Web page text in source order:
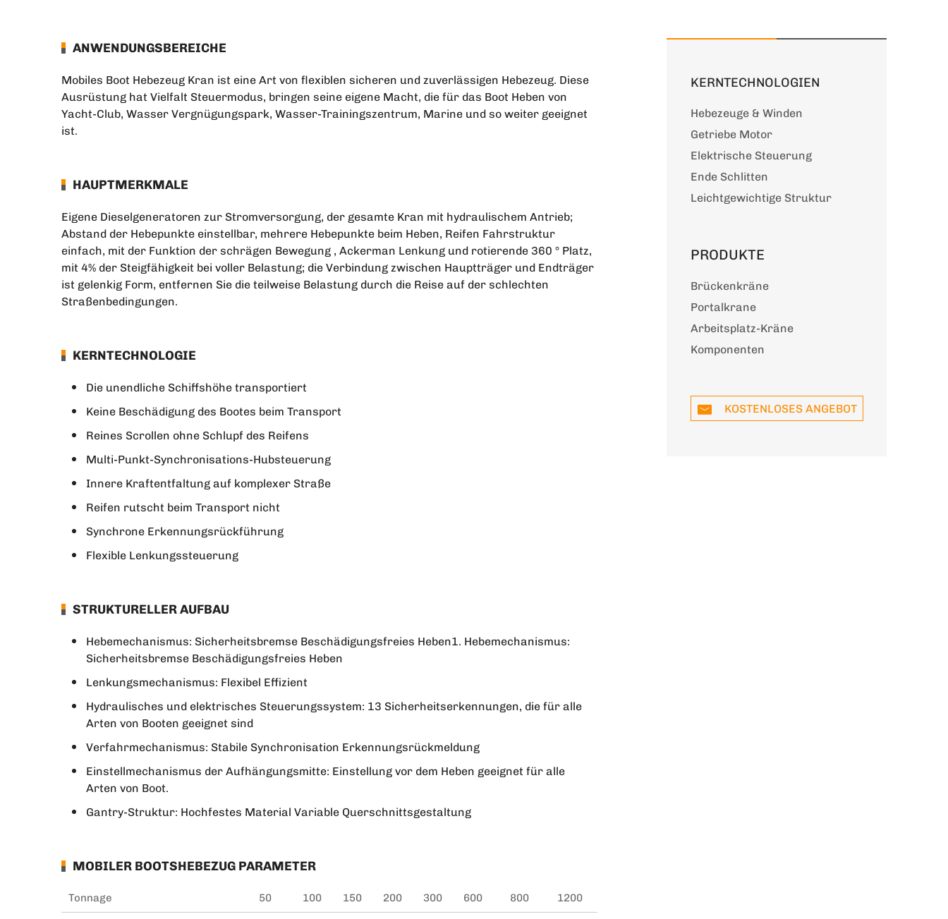
ANWENDUNGSBEREICHE
Mobiles Boot Hebezeug Kran ist eine Art von flexiblen sicheren und zuverlässigen Hebezeug. Diese
Ausrüstung hat Vielfalt Steuermodus, bringen seine eigene Macht, die für das Boot Heben von
Yacht-Club, Wasser Vergnügungspark, Wasser-Trainingszentrum, Marine und so weiter geeignet
ist.
HAUPTMERKMALE
Eigene Dieselgeneratoren zur Stromversorgung, der gesamte Kran mit hydraulischem Antrieb;
Abstand der Hebepunkte einstellbar, mehrere Hebepunkte beim Heben, Reifen Fahrstruktur
einfach, mit der Funktion der schrägen Bewegung , Ackerman Lenkung und rotierende 360 ° Platz,
mit 4% der Steigfähigkeit bei voller Belastung; die Verbindung zwischen Hauptträger und Endträger
ist gelenkig Form, entfernen Sie die teilweise Belastung durch die Reise auf der schlechten
Straßenbedingungen.
KERNTECHNOLOGIE
Die unendliche Schiffshöhe transportiert
Keine Beschädigung des Bootes beim Transport
Reines Scrollen ohne Schlupf des Reifens
Multi-Punkt-Synchronisations-Hubsteuerung
Innere Kraftentfaltung auf komplexer Straße
Reifen rutscht beim Transport nicht
Synchrone Erkennungsrückführung
Flexible Lenkungssteuerung
STRUKTURELLER AUFBAU
Hebemechanismus: Sicherheitsbremse Beschädigungsfreies Heben1. Hebemechanismus:
Sicherheitsbremse Beschädigungsfreies Heben
Lenkungsmechanismus: Flexibel Effizient
Hydraulisches und elektrisches Steuerungssystem: 13 Sicherheitserkennungen, die für alle
Arten von Booten geeignet sind
Verfahrmechanismus: Stabile Synchronisation Erkennungsrückmeldung
Einstellmechanismus der Aufhängungsmitte: Einstellung vor dem Heben geeignet für alle
Arten von Boot.
Gantry-Struktur: Hochfestes Material Variable Querschnittsgestaltung
MOBILER BOOTSHEBEZUG PARAMETER
Tonnage 50 100 150 200 300 600 800 1200
KERNTECHNOLOGIEN
Hebezeuge & Winden
Getriebe Motor
Elektrische Steuerung
Ende Schlitten
Leichtgewichtige Struktur
PRODUKTE
Brückenkräne
Portalkrane
Arbeitsplatz-Kräne
Komponenten
KOSTENLOSES ANGEBOT